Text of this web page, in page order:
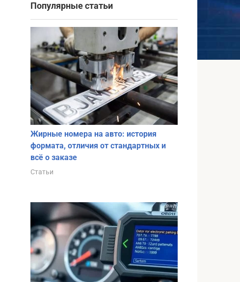
Популярные статьи
Жирные номера на авто: история
формата, отличия от стандартных и
всё о заказе
Статьи